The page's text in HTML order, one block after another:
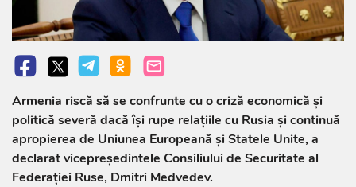
Armenia riscă să se confrunte cu o criză economică și
politică severă dacă își rupe relațiile cu Rusia și continuă
apropierea de Uniunea Europeană și Statele Unite, a
declarat vicepreședintele Consiliului de Securitate al
Federației Ruse, Dmitri Medvedev.